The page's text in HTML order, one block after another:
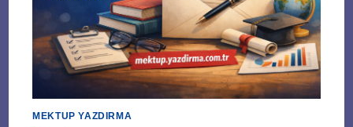
MEKTUP YAZDIRMA